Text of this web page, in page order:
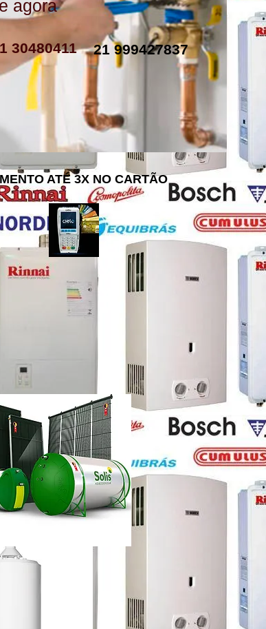
resistencia de boiler eletrico
resistencia eletrica boiler
resistencia para boiler preço
resistencia boiler komeco
agora
30480411 21 999427837
ATÉ 3X NO CARTÃO
lorenzetti rj
muito
lapa
lorenzetti rj
gás lorenzetti